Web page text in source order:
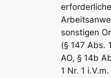
sonstigen
(§ 147 Abs.
AO, § 14b
1 Nr. 1